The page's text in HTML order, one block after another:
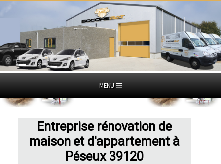
MENU
Entreprise rénovation de
maison et d'appartement à
Péseux 39120